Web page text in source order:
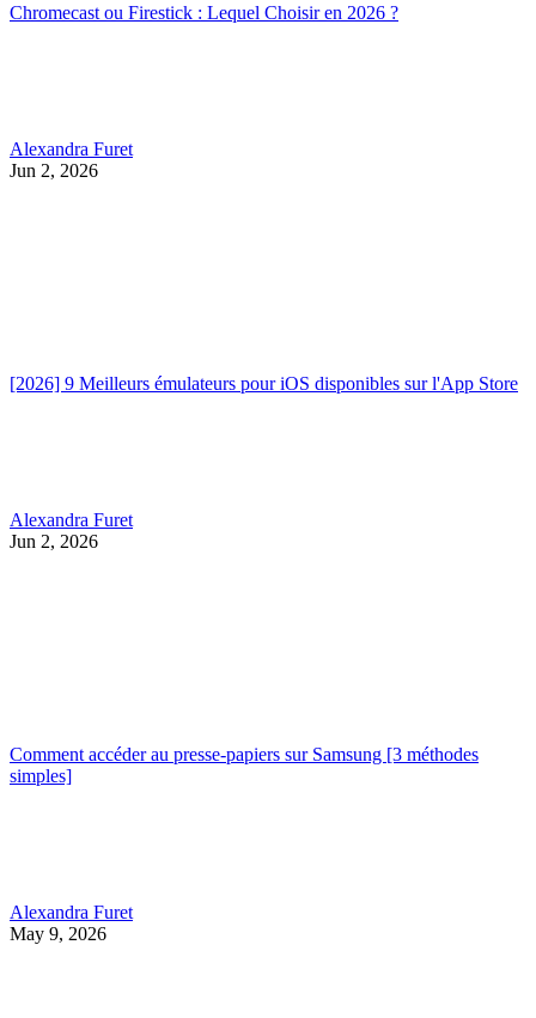
Chromecast ou Firestick : Lequel Choisir en 2026 ?
Alexandra Furet
Jun 2, 2026
[2026] 9 Meilleurs émulateurs pour iOS disponibles sur l'App Store
Alexandra Furet
Jun 2, 2026
Comment accéder au presse-papiers sur Samsung [3 méthodes
simples]
Alexandra Furet
May 9, 2026